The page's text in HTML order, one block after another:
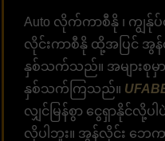
Auto လိုက်ကာစီနို ၊ ကျွ
လိုင်းကာစီနို ထို့အပြင် အွ
နှစ်သက်သည်။ အများစုမှ
နှစ်သက်ကြသည်။
လျှင်မြန်စွာ ငွေရှာနိုင်လို့ပ
လိုပါဘူး။ အွန်လိုင်း ဘ